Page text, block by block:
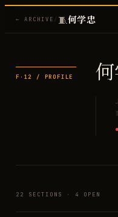
← ARCHIVE / 🧵何学忠
F· 12 / PROFILE
22 SECTIONS · 4 OPEN